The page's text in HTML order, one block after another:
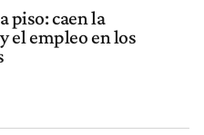
piso: caen la
el empleo en los